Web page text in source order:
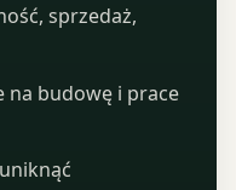
sprzedaż,
na budowę i prace